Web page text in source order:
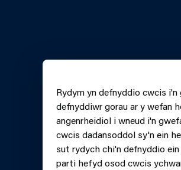
Rydym yn defnyddio cwcis
defnyddiwr gorau ar y wefan
angenrheidiol i wneud i'n
cwcis dadansoddol sy'n ein
sut rydych chi'n defnyddio
parti hefyd osod cwcis